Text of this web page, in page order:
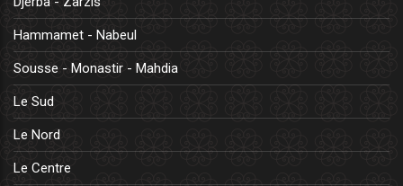
Hammamet - Nabeul
Sousse - Monastir - Mahdia
Le Sud
Le Nord
Le Centre